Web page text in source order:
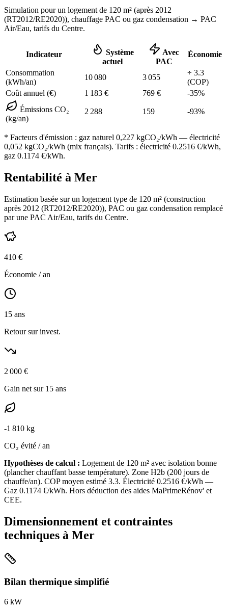
Simulation pour un logement de 120 m² (après 2012
(RT2012/RE2020)), chauffage PAC ou gaz condensation → PAC
Air/Eau, tarifs du Centre.
Indicateur
Système
actuel
Avec
PAC
Économie
Consommation
(kWh/an)
10 080 3 055
÷ 3.3
(COP)
Coût annuel (€)
1 183 € 769 € -35%
Émissions CO₂
(kg/an)
2 288 159 -93%
* Facteurs d'émission : gaz naturel 0,227 kgCO₂/kWh — électricité
0,052 kgCO₂/kWh (mix français). Tarifs : électricité 0.2516 €/kWh,
gaz 0.1174 €/kWh.
Rentabilité à Mer
Estimation basée sur un logement type de 120 m² (construction
après 2012 (RT2012/RE2020)), PAC ou gaz condensation remplacé
par une PAC Air/Eau, tarifs du Centre.
410 €
Économie / an
15 ans
Retour sur invest.
2 000 €
Gain net sur 15 ans
-1 810 kg
CO₂ évité / an
Hypothèses de calcul : Logement de 120 m² avec isolation bonne
(plancher chauffant basse température). Zone H2b (200 jours de
chauffe/an). COP moyen estimé 3.3. Électricité 0.2516 €/kWh —
Gaz 0.1174 €/kWh. Hors déduction des aides MaPrimeRénov' et
CEE.
Dimensionnement et contraintes
techniques à Mer
Bilan thermique simplifié
6 kW